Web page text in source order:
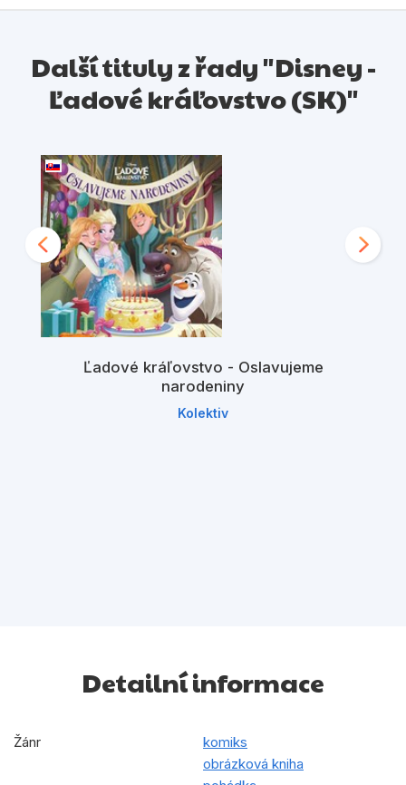
Další tituly z řady "Disney -
Ľadové kráľovstvo (SK)"
Ľadové kráľovstvo - Oslavujeme
narodeniny
Kolektiv
Detailní informace
Žánr
komiks
obrázková kniha